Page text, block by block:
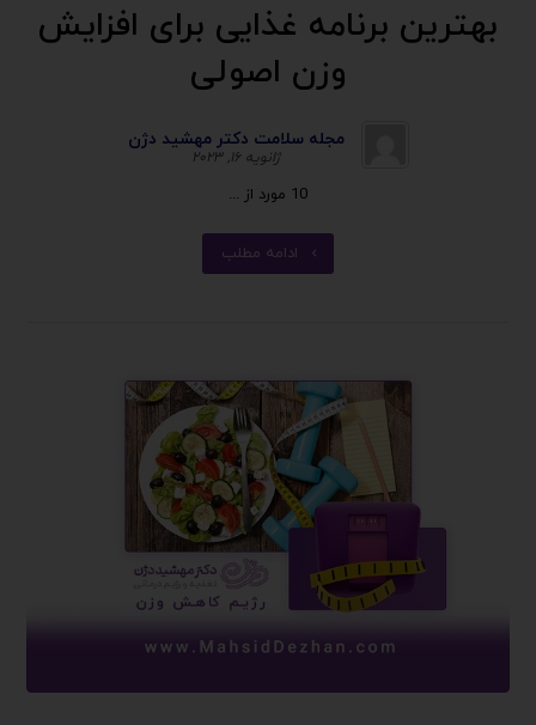
بهترین برنامه غذایی برای افزایش
وزن اصولی
مجله سلامت دکتر مهشید دژن
ژانویه ۱۶, ۲۰۲۳
10 مورد از ...
ادامه مطلب